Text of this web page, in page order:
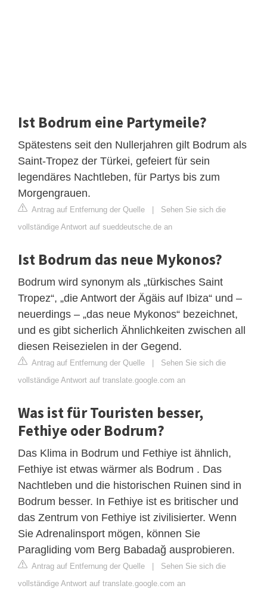
Ist Bodrum eine Partymeile?
Spätestens seit den Nullerjahren gilt Bodrum als
Saint-Tropez der Türkei, gefeiert für sein
legendäres Nachtleben, für Partys bis zum
Morgengrauen.
Antrag auf Entfernung der Quelle | Sehen Sie sich die
vollständige Antwort auf sueddeutsche.de an
Ist Bodrum das neue Mykonos?
Bodrum wird synonym als „türkisches Saint
Tropez“, „die Antwort der Ägäis auf Ibiza“ und –
neuerdings – „das neue Mykonos“ bezeichnet,
und es gibt sicherlich Ähnlichkeiten zwischen all
diesen Reisezielen in der Gegend.
Antrag auf Entfernung der Quelle | Sehen Sie sich die
vollständige Antwort auf translate.google.com an
Was ist für Touristen besser,
Fethiye oder Bodrum?
Das Klima in Bodrum und Fethiye ist ähnlich,
Fethiye ist etwas wärmer als Bodrum . Das
Nachtleben und die historischen Ruinen sind in
Bodrum besser. In Fethiye ist es britischer und
das Zentrum von Fethiye ist zivilisierter. Wenn
Sie Adrenalinsport mögen, können Sie
Paragliding vom Berg Babadağ ausprobieren.
Antrag auf Entfernung der Quelle | Sehen Sie sich die
vollständige Antwort auf translate.google.com an